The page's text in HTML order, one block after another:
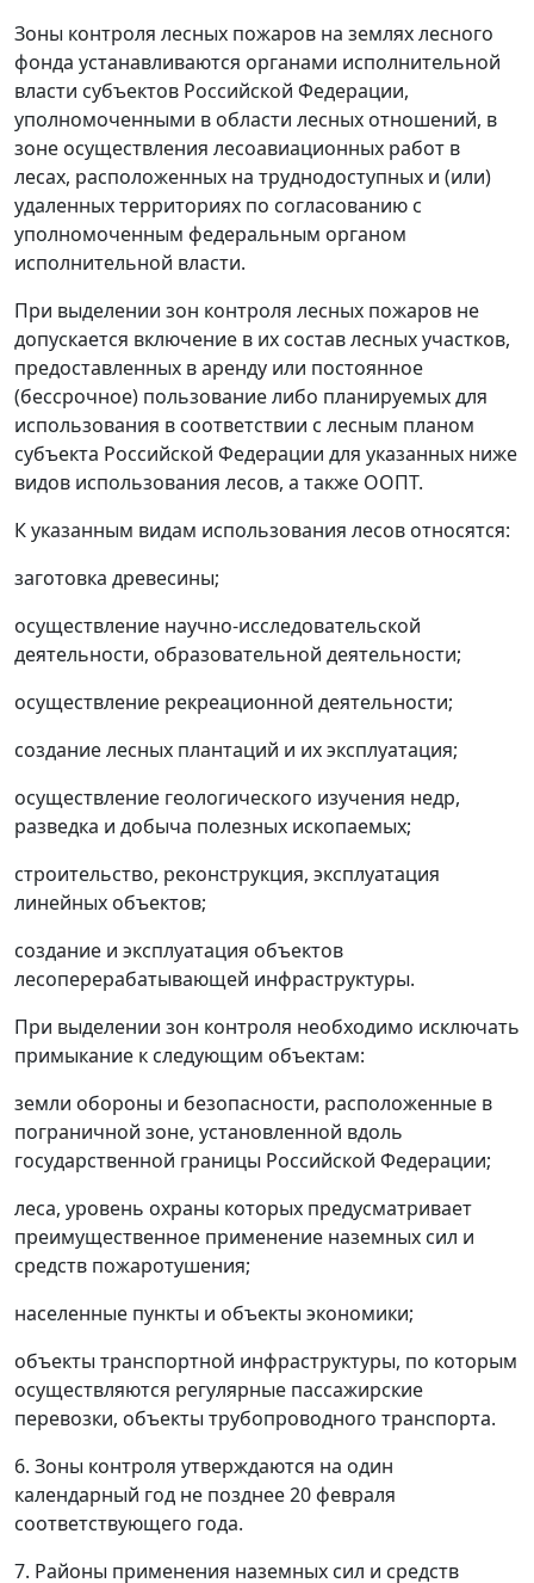
Зоны контроля лесных пожаров на землях лесного
фонда устанавливаются органами исполнительной
власти субъектов Российской Федерации,
уполномоченными в области лесных отношений, в
зоне осуществления лесоавиационных работ в
лесах, расположенных на труднодоступных и (или)
удаленных территориях по согласованию с
уполномоченным федеральным органом
исполнительной власти.
При выделении зон контроля лесных пожаров не
допускается включение в их состав лесных участков,
предоставленных в аренду или постоянное
(бессрочное) пользование либо планируемых для
использования в соответствии с лесным планом
субъекта Российской Федерации для указанных ниже
видов использования лесов, а также ООПТ.
К указанным видам использования лесов относятся:
заготовка древесины;
осуществление научно-исследовательской
деятельности, образовательной деятельности;
осуществление рекреационной деятельности;
создание лесных плантаций и их эксплуатация;
осуществление геологического изучения недр,
разведка и добыча полезных ископаемых;
строительство, реконструкция, эксплуатация
линейных объектов;
создание и эксплуатация объектов
лесоперерабатывающей инфраструктуры.
При выделении зон контроля необходимо исключать
примыкание к следующим объектам:
земли обороны и безопасности, расположенные в
пограничной зоне, установленной вдоль
государственной границы Российской Федерации;
леса, уровень охраны которых предусматривает
преимущественное применение наземных сил и
средств пожаротушения;
населенные пункты и объекты экономики;
объекты транспортной инфраструктуры, по которым
осуществляются регулярные пассажирские
перевозки, объекты трубопроводного транспорта.
6. Зоны контроля утверждаются на один
календарный год не позднее 20 февраля
соответствующего года.
7. Районы применения наземных сил и средств